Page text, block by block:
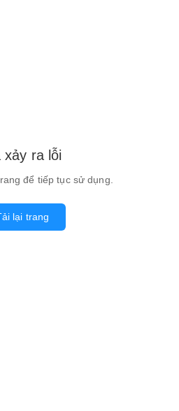
xảy ra lỗi
để tiếp tục sử dụng.
lại trang